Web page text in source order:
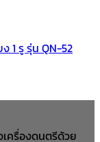
1 รู รุ่น QN-52
ครื่องดนตรีด้วย